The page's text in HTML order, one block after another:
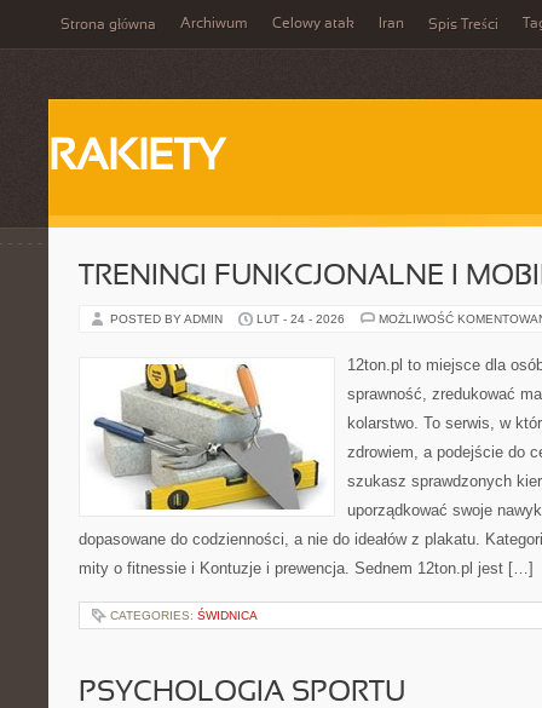
Strona główna Archiwum Celowy atak Iran Spis Treści
RAKIETY
TRENINGI FUNKCJONALNE I
POSTED BY ADMIN LUT - 24 - 2026 MOŻLIWOŚĆ
12ton.pl to miejsce dla
sprawność, zredukować
kolarstwo. To serwis, w
zdrowiem, a podejście do
szukasz sprawdzonych
uporządkować swoje
dopasowane do codzienności, a nie do ideałów z plakatu.
mity o fitnessie i Kontuzje i prewencja. Sednem 12ton.pl jest […]
CATEGORIES: ŚWIDNICA
PSYCHOLOGIA SPORTU